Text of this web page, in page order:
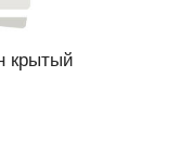
крытый